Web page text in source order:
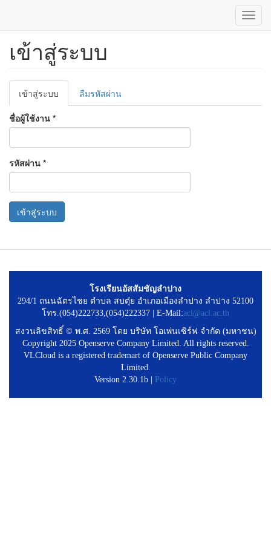
ข้าม
เนื้อหา
เข้าสู่ระบบ
Primary
tabs
เข้าสู่ระบบ
ปัจจุบัน)
ลืมรหัสผ่าน
ชื่อผู้ใช้งาน *
รหัสผ่าน *
เข้าสู่ระบบ
โรงเรียนอัสสัมชัญลำปาง
294/1 ถนนฉัตรไชย ตำบล สบตุ๋ย อำเภอเมืองลำปาง ลำปาง 52100
โทร.(054)222733,(054)222337 | E-Mail:acl@acl.ac.th
สงวนลิขสิทธิ์ © พ.ศ. 2569 โดย บริษัท โอเพ่นเซิร์ฟ จำกัด (มหาชน)
Copyright 2025 Openserve Company Limited. All rights reserved.
VLCloud is a registered trademart of Openserve Public Company
Limited.
Version 2.30.1b |
Policy